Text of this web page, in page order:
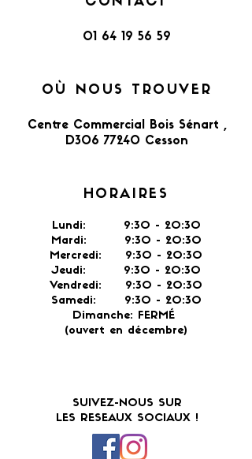
01 64 19 56 59
OÙ NOUS TROUVER
Centre Commercial Bois Sénart ,
D306 77240 Cesson​
HORAIRES
Lundi: 9:30 - 20:30
Mardi: 9:30 - 20:30
Mercredi: 9:30 - 20:30
Jeudi: 9:30 - 20:30
Vendredi: 9:30 - 20:30
Samedi: 9:30 - 20:30
Dimanche: FERMÉ
(ouvert en décembre)
SUIVEZ-NOUS SUR
LES RESEAUX SOCIAUX !